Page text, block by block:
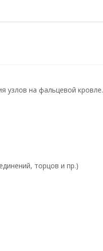
узлов на фальцевой кровле.
торцов и пр.)